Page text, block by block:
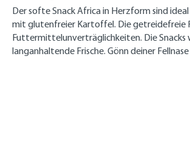
Der softe Snack Africa in Herzform sind
mit glutenfreier Kartoffel. Die getreidefreie
Futtermittelunverträglichkeiten. Die Snacks
langanhaltende Frische. Gönn deiner